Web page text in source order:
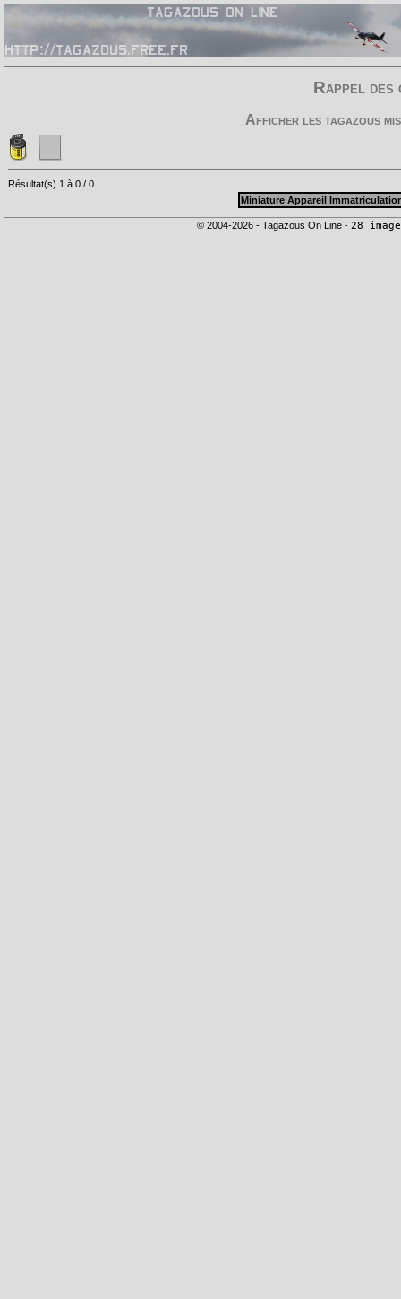
Rappel
Afficher les tagazous
Résultat(s) 1 à 0 / 0
Miniature Appareil
© 2004-2026 - Tagazous On Line - 28